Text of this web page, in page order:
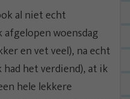
al niet echt
afgelopen woensdag
en vet veel), na echt
het verdiend), at ik
hele lekkere